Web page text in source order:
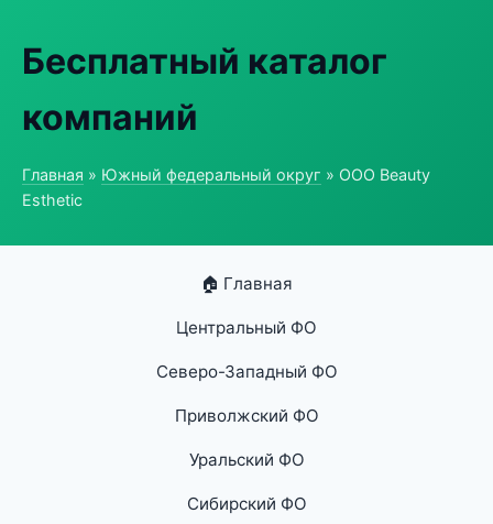
Бесплатный каталог
компаний
Главная » Южный федеральный округ » ООО Beauty
Esthetic
🏠 Главная
Центральный ФО
Северо-Западный ФО
Приволжский ФО
Уральский ФО
Сибирский ФО